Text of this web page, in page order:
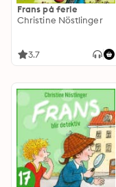
Frans på ferie
Christine Nöstlinger
3.7